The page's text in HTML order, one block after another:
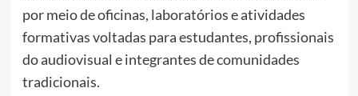
por meio de oficinas, laboratórios e atividades
formativas voltadas para estudantes, profissionais
do audiovisual e integrantes de comunidades
tradicionais.